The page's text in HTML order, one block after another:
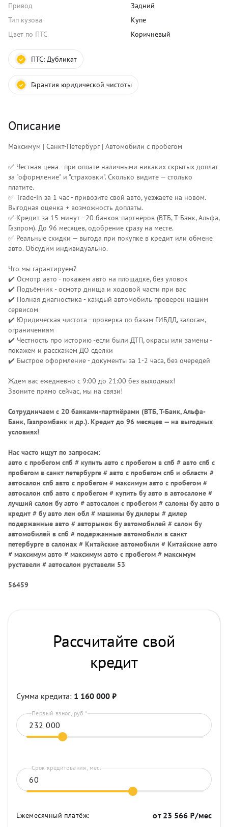
Привод
Задний
Тип кузова
Купе
Цвет по ПТС
Коричневый
ПТС: Дубликат
Гарантия юридической чистоты
Описание
Максимум | Санкт-Петербург | Автомобили с пробегом
✅ Честная цена - при оплате наличными никаких скрытых доплат
за "оформление" и "страховки". Сколько видите — столько
платите.
✅ Trade-In за 1 час - привозите свой авто, уезжаете на новом.
Выгодная оценка + возможность доплаты.
✅ Кредит за 15 минут - 20 банков-партнёров (ВТБ, Т-Банк, Альфа,
Газпром). До 96 месяцев, одобрение сразу на месте.
✅ Реальные скидки — выгода при покупке в кредит или обмене
авто. Обсудим индивидуально.
Что мы гарантируем?
✔️ Осмотр авто - покажем авто на площадке, без уловок
✔️ Подъёмник - осмотр днища и ходовой части при вас
✔️ Полная диагностика - каждый автомобиль проверен нашим
сервисом
✔️ Юридическая чистота - проверка по базам ГИБДД, залогам,
ограничениям
✔️ Честность про историю -если были ДТП, окрасы или замены -
покажем и расскажем ДО сделки
✔️ Быстрое оформление - документы за 1-2 часа, без очередей
Ждем вас ежедневно с 9:00 до 21:00 без выходных!
Звоните прямо сейчас, мы на связи!
Сотрудничаем с 20 банками-партнёрами (ВТБ, Т-Банк, Альфа-
Банк, Газпромбанк и др.). Кредит до 96 месяцев — на выгодных
условиях!
Нас часто ищут по запросам:
авто с пробегом спб # купить авто с пробегом в спб # авто спб с
пробегом в санкт петербурге # авто с пробегом спб и области #
автосалон спб авто с пробегом # максимум авто с пробегом #
автосалон спб авто с пробегом # купить бу авто в автосалоне #
лучший салон бу авто # автосалон с пробегом # салоны бу авто в
кредит # бу авто лен обл # машины бу дилеры # дилер
подержанные авто # авторынок бу автомобилей # салон бу
автомобилей в спб # подержанные автомобили в санкт
петербурге в салонах # Китайские автомобили # Китайские авто
# максимум авто # максимум авто с пробегом # максимум
руставели # автосалон руставели 53
56459
Рассчитайте свой
кредит
Сумма кредита: 1 160 000 ₽
Первый взнос, руб.*
Срок кредитования, мес.
Ежемесячный платёж: от 23 566 ₽/мес